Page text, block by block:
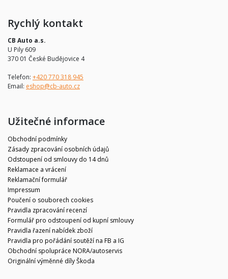
Rychlý kontakt
CB Auto a.s.
U Pily 609
370 01 České Budějovice 4
Telefon: +420 770 318 945
Email: eshop@cb-auto.cz
Užitečné informace
Obchodní podmínky
Zásady zpracování osobních údajů
Odstoupení od smlouvy do 14 dnů
Reklamace a vrácení
Reklamační formulář
Impressum
Poučení o souborech cookies
Pravidla zpracování recenzí
Formulář pro odstoupení od kupní smlouvy
Pravidla řazení nabídek zboží
Pravidla pro pořádání soutěží na FB a IG
Obchodní spolupráce NORA/autoservis
Originální výměnné díly Škoda